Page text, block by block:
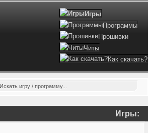
Игры
Программы
Прошивки
Читы
Как скачать?
Игры: